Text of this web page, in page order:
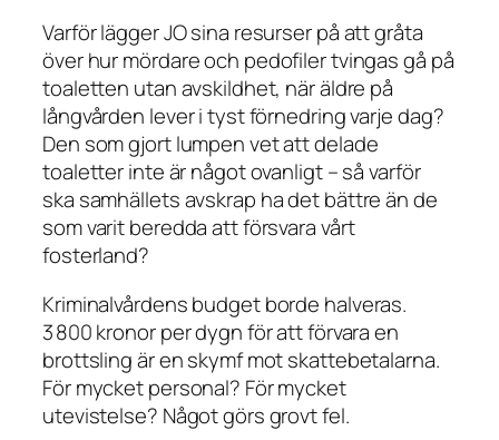
Varför lägger JO sina resurser på att gråta
över hur mördare och pedofiler tvingas gå på
toaletten utan avskildhet, när äldre på
långvården lever i tyst förnedring varje dag?
Den som gjort lumpen vet att delade
toaletter inte är något ovanligt – så varför
ska samhällets avskrap ha det bättre än de
som varit beredda att försvara vårt
fosterland?
Kriminalvårdens budget borde halveras.
3 800 kronor per dygn för att förvara en
brottsling är en skymf mot skattebetalarna.
För mycket personal? För mycket
utevistelse? Något görs grovt fel.